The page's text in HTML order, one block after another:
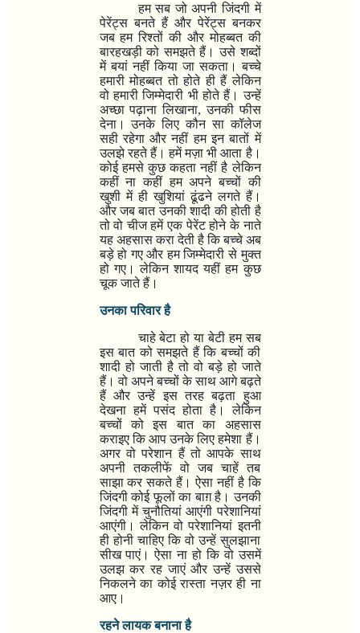
हम सब जो अपनी जिंदगी में
पेरेंट्स बनते हैं और पेरेंट्स बनकर
जब हम रिश्तों की और मोहब्बत की
बारहखड़ी को समझते हैं। उसे शब्दों
में बयां नहीं किया जा सकता। बच्चे
हमारी मोहब्बत तो होते ही हैं लेकिन
वो हमारी जिम्मेदारी भी होते हैं। उन्हें
अच्छा पढ़ाना लिखाना,उनकी फीस
देना। उनके लिए कौन सा कॉलेज
सही रहेगा और नहीं हम इन बातों में
उलझे रहते हैं। हमें मज़ा भी आता है।
कोई हमसे कुछ कहता नहीं है लेकिन
कहीं ना कहीं हम अपने बच्चों की
खुशी में ही खुशियां ढूंढने लगते हैं।
और जब बात उनकी शादी की होती है
तो वो चीज हमें एक पेरेंट होने के नाते
यह अहसास करा देती है कि बच्चे अब
बड़े हो गए और हम जिम्मेदारी से मुक्त
हो गए। लेकिन शायद यहीं हम कुछ
चूक जाते हैं।
उनका परिवार है
चाहे बेटा हो या बेटी हम सब
इस बात को समझते हैं कि बच्चों की
शादी हो जाती है तो वो बड़े हो जाते
हैं। वो अपने बच्चों के साथ आगे बढ़ते
हैं और उन्हें इस तरह बढ़ता हुआ
देखना हमें पसंद होता है। लेकिन
बच्चों को इस बात का अहसास
कराइए कि आप उनके लिए हमेशा हैं।
अगर वो परेशान हैं तो आपके साथ
अपनी तकलीफें वो जब चाहें तब
साझा कर सकते हैं। ऐसा नहीं है कि
जिंदगी कोई फूलों का बाग़ है। उनकी
जिंदगी में चुनौतियां आएंगी परेशानियां
आएंगी। लेकिन वो परेशानियां इतनी
ही होनी चाहिए कि वो उन्हें सुलझाना
सीख पाएं। ऐसा ना हो कि वो उसमें
उलझ कर रह जाएं और उन्हें उससे
निकलने का कोई रास्ता नज़र ही ना
आए।
रहने लायक बनाना है